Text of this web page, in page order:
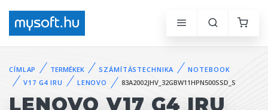
CÍMLAP TERMÉKEK SZÁMÍTÁSTECHNIKA
NOTEBOOK
V17 G4 IRU
LENOVO 83A2002JHV_32GBW11HPN500SSD_S
LENOVO V17 G4 IRU